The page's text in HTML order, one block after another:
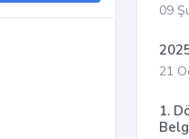
09
21
1.